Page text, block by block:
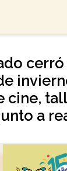
cerró
cine,
a